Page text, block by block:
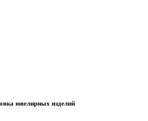
ювелирных изделий